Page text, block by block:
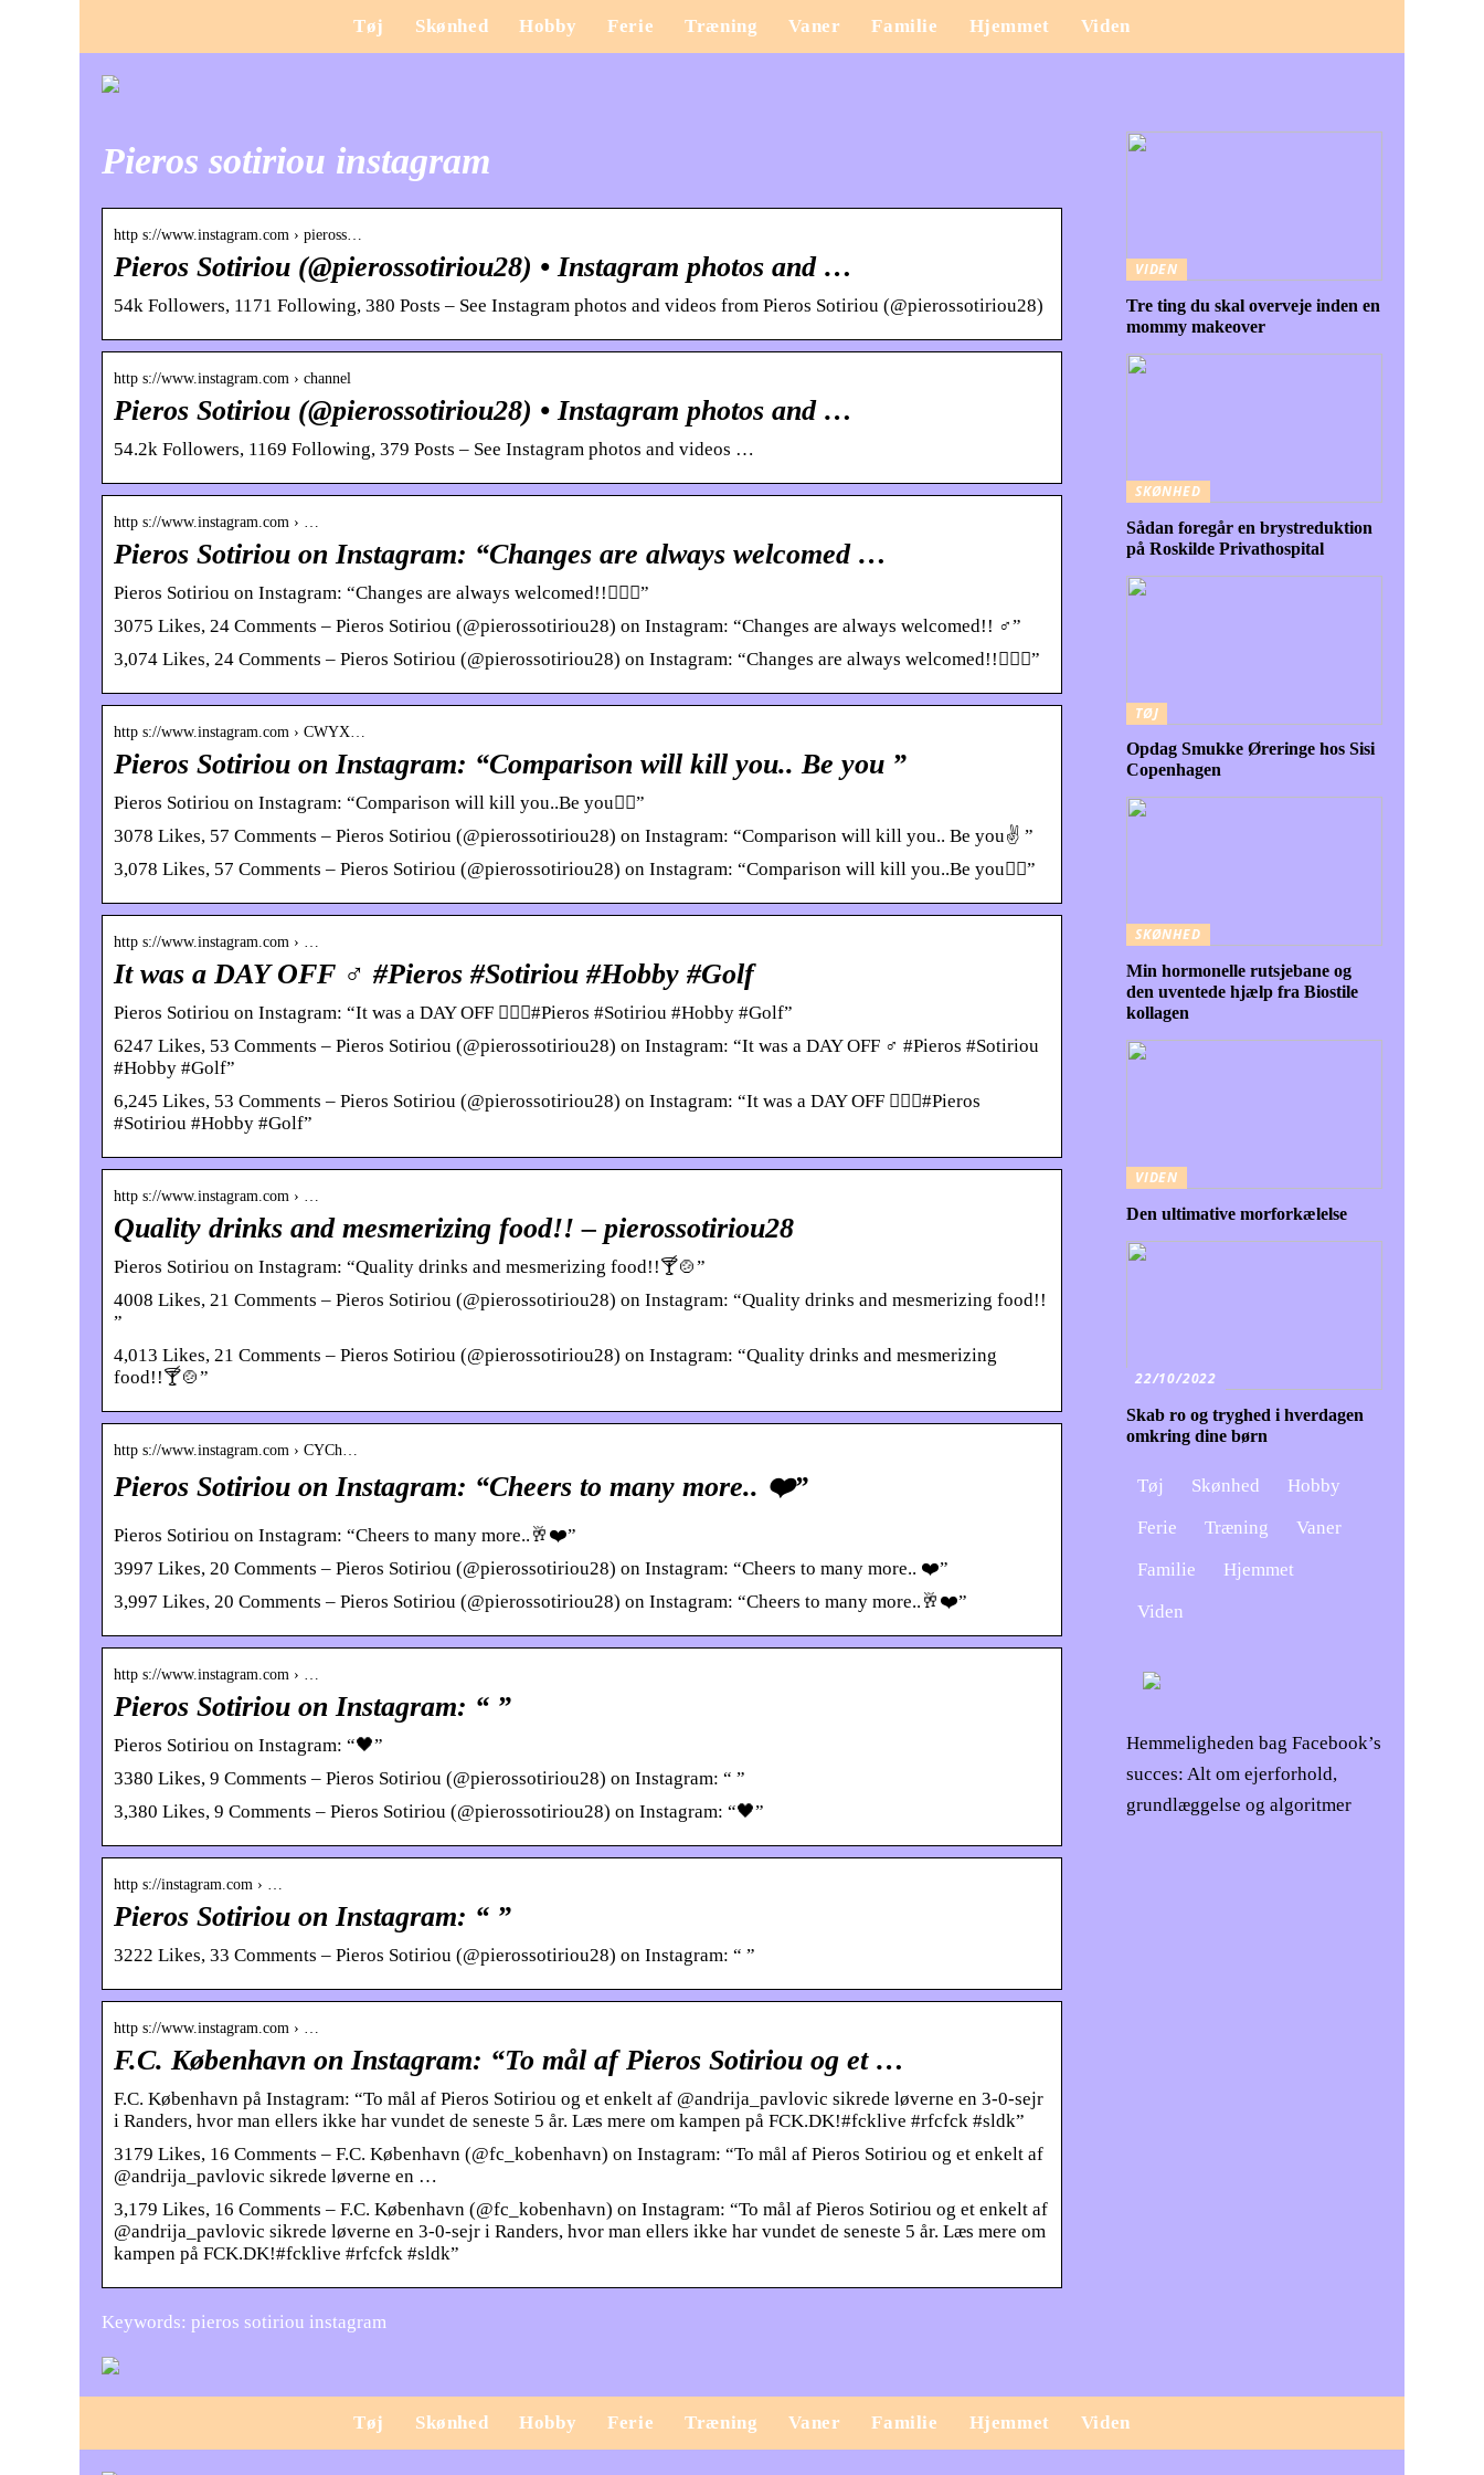
Tøj Skønhed Hobby Ferie Træning Vaner Familie Hjemmet Viden
Pieros sotiriou instagram
http s://www.instagram.com › pieross…
Pieros Sotiriou (@pierossotiriou28) • Instagram photos and …
54k Followers, 1171 Following, 380 Posts – See Instagram photos and videos from Pieros Sotiriou (@pierossotiriou28)
http s://www.instagram.com › channel
Pieros Sotiriou (@pierossotiriou28) • Instagram photos and …
54.2k Followers, 1169 Following, 379 Posts – See Instagram photos and videos …
http s://www.instagram.com › …
Pieros Sotiriou on Instagram: “Changes are always welcomed …
Pieros Sotiriou on Instagram: “Changes are always welcomed!!🙋🏼‍♂️”
3075 Likes, 24 Comments – Pieros Sotiriou (@pierossotiriou28) on Instagram: “Changes are always welcomed!! ‍♂️”
3,074 Likes, 24 Comments – Pieros Sotiriou (@pierossotiriou28) on Instagram: “Changes are always welcomed!!🙋🏼‍♂️”
http s://www.instagram.com › CWYX…
Pieros Sotiriou on Instagram: “Comparison will kill you.. Be you ”
Pieros Sotiriou on Instagram: “Comparison will kill you..Be you✌🏽”
3078 Likes, 57 Comments – Pieros Sotiriou (@pierossotiriou28) on Instagram: “Comparison will kill you.. Be you✌ ”
3,078 Likes, 57 Comments – Pieros Sotiriou (@pierossotiriou28) on Instagram: “Comparison will kill you..Be you✌🏽”
http s://www.instagram.com › …
It was a DAY OFF ‍♂️ #Pieros #Sotiriou #Hobby #Golf
Pieros Sotiriou on Instagram: “It was a DAY OFF 🏌🏼‍♂️#Pieros #Sotiriou #Hobby #Golf”
6247 Likes, 53 Comments – Pieros Sotiriou (@pierossotiriou28) on Instagram: “It was a DAY OFF ‍♂️ #Pieros #Sotiriou
#Hobby #Golf”
6,245 Likes, 53 Comments – Pieros Sotiriou (@pierossotiriou28) on Instagram: “It was a DAY OFF 🏌🏼‍♂️#Pieros
#Sotiriou #Hobby #Golf”
http s://www.instagram.com › …
Quality drinks and mesmerizing food!! – pierossotiriou28
Pieros Sotiriou on Instagram: “Quality drinks and mesmerizing food!!🍸🍲”
4008 Likes, 21 Comments – Pieros Sotiriou (@pierossotiriou28) on Instagram: “Quality drinks and mesmerizing food!!
”
4,013 Likes, 21 Comments – Pieros Sotiriou (@pierossotiriou28) on Instagram: “Quality drinks and mesmerizing
food!!🍸🍲”
http s://www.instagram.com › CYCh…
Pieros Sotiriou on Instagram: “Cheers to many more.. ❤️”
Pieros Sotiriou on Instagram: “Cheers to many more..🥂❤️”
3997 Likes, 20 Comments – Pieros Sotiriou (@pierossotiriou28) on Instagram: “Cheers to many more.. ❤️”
3,997 Likes, 20 Comments – Pieros Sotiriou (@pierossotiriou28) on Instagram: “Cheers to many more..🥂❤️”
http s://www.instagram.com › …
Pieros Sotiriou on Instagram: “ ”
Pieros Sotiriou on Instagram: “🖤”
3380 Likes, 9 Comments – Pieros Sotiriou (@pierossotiriou28) on Instagram: “ ”
3,380 Likes, 9 Comments – Pieros Sotiriou (@pierossotiriou28) on Instagram: “🖤”
http s://instagram.com › …
Pieros Sotiriou on Instagram: “ ”
3222 Likes, 33 Comments – Pieros Sotiriou (@pierossotiriou28) on Instagram: “ ”
http s://www.instagram.com › …
F.C. København on Instagram: “To mål af Pieros Sotiriou og et …
F.C. København på Instagram: “To mål af Pieros Sotiriou og et enkelt af @andrija_pavlovic sikrede løverne en 3-0-sejr
i Randers, hvor man ellers ikke har vundet de seneste 5 år. Læs mere om kampen på FCK.DK!#fcklive #rfcfck #sldk”
3179 Likes, 16 Comments – F.C. København (@fc_kobenhavn) on Instagram: “To mål af Pieros Sotiriou og et enkelt af
@andrija_pavlovic sikrede løverne en …
3,179 Likes, 16 Comments – F.C. København (@fc_kobenhavn) on Instagram: “To mål af Pieros Sotiriou og et enkelt af
@andrija_pavlovic sikrede løverne en 3-0-sejr i Randers, hvor man ellers ikke har vundet de seneste 5 år. Læs mere om
kampen på FCK.DK!#fcklive #rfcfck #sldk”
Keywords: pieros sotiriou instagram
VIDEN
Tre ting du skal overveje inden en
mommy makeover
SKØNHED
Sådan foregår en brystreduktion
på Roskilde Privathospital
TØJ
Opdag Smukke Øreringe hos Sisi
Copenhagen
SKØNHED
Min hormonelle rutsjebane og
den uventede hjælp fra Biostile
kollagen
VIDEN
Den ultimative morforkælelse
22/10/2022
Skab ro og tryghed i hverdagen
omkring dine børn
Tøj Skønhed
Hobby
Ferie
Træning
Vaner
Familie
Hjemmet
Viden
Hemmeligheden bag Facebook’s
succes: Alt om ejerforhold,
grundlæggelse og algoritmer
Tøj Skønhed Hobby Ferie Træning Vaner Familie Hjemmet Viden